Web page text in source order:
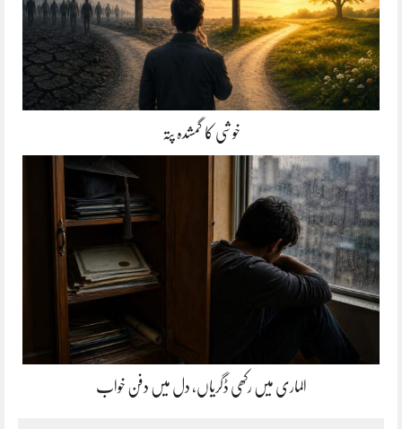
خوشی کا گمشدہ پتہ
الماری میں رکھی ڈگریاں، دل میں دفن خواب